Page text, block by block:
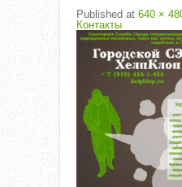
Published at 640 ×
Контакты